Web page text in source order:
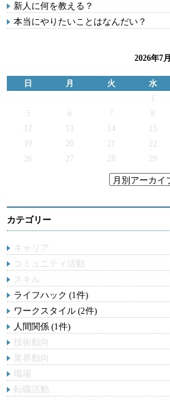
新人に何を教える？
本当にやりたいことはなんだい？
2026年7月
日 月 火 水
5
6 7
12
13 14 15
19
20 21 22
26
27 28 29
カテゴリー
キャリア
コミュニティ活動
スキル
ライフハック (1件)
ワークスタイル (2件)
人間関係 (1件)
技術動向
業界動向
職場
転職活動